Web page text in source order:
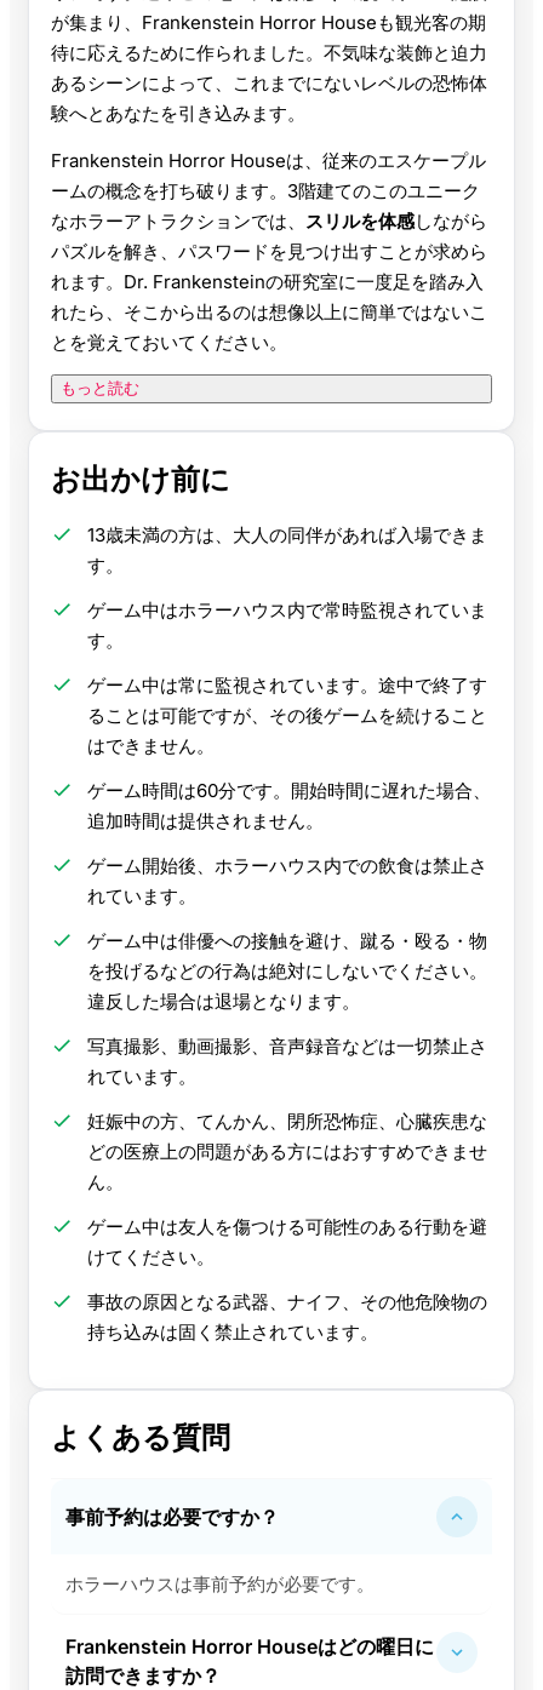
が集まり、Frankenstein Horror Houseも観光客の期
待に応えるために作られました。不気味な装飾と迫力
あるシーンによって、これまでにないレベルの恐怖体
験へとあなたを引き込みます。
Frankenstein Horror Houseは、従来のエスケープル
ームの概念を打ち破ります。3階建てのこのユニーク
なホラーアトラクションでは、 スリルを体感しながら
パズルを解き、パスワードを見つけ出すことが求めら
れます。Dr. Frankensteinの研究室に一度足を踏み入
れたら、そこから出るのは想像以上に簡単ではないこ
とを覚えておいてください。
もっと読む
お出かけ前に
13歳未満の方は、大人の同伴があれば入場できま
す。
ゲーム中はホラーハウス内で常時監視されていま
す。
ゲーム中は常に監視されています。途中で終了す
ることは可能ですが、その後ゲームを続けること
はできません。
ゲーム時間は60分です。開始時間に遅れた場合、
追加時間は提供されません。
ゲーム開始後、ホラーハウス内での飲食は禁止さ
れています。
ゲーム中は俳優への接触を避け、蹴る・殴る・物
を投げるなどの行為は絶対にしないでください。
違反した場合は退場となります。
写真撮影、動画撮影、音声録音などは一切禁止さ
れています。
妊娠中の方、てんかん、閉所恐怖症、心臓疾患な
どの医療上の問題がある方にはおすすめできませ
ん。
ゲーム中は友人を傷つける可能性のある行動を避
けてください。
事故の原因となる武器、ナイフ、その他危険物の
持ち込みは固く禁止されています。
よくある質問
事前予約は必要ですか？
ホラーハウスは事前予約が必要です。
Frankenstein Horror Houseはどの曜日に
訪問できますか？